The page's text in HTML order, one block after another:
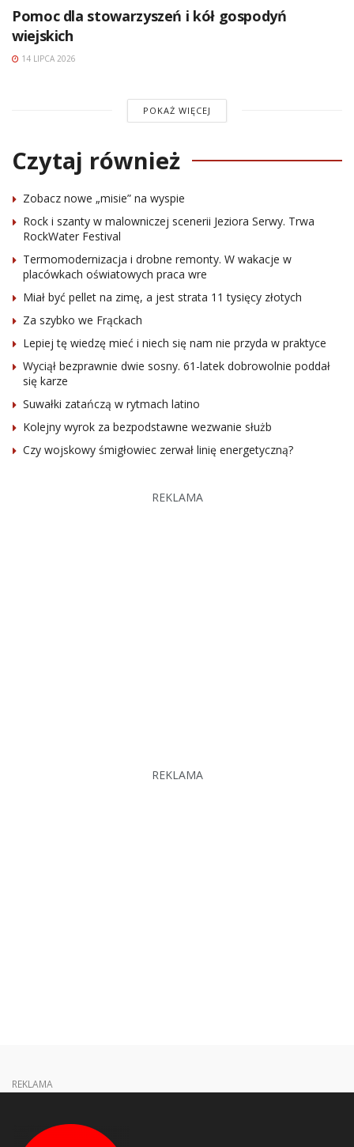
Pomoc dla stowarzyszeń i kół gospodyń
wiejskich
14 LIPCA 2026
POKAŻ WIĘCEJ
Czytaj również
Zobacz nowe „misie” na wyspie
Rock i szanty w malowniczej scenerii Jeziora Serwy. Trwa
RockWater Festival
Termomodernizacja i drobne remonty. W wakacje w
placówkach oświatowych praca wre
Miał być pellet na zimę, a jest strata 11 tysięcy złotych
Za szybko we Frąckach
Lepiej tę wiedzę mieć i niech się nam nie przyda w praktyce
Wyciął bezprawnie dwie sosny. 61-latek dobrowolnie poddał
się karze
Suwałki zatańczą w rytmach latino
Kolejny wyrok za bezpodstawne wezwanie służb
Czy wojskowy śmigłowiec zerwał linię energetyczną?
REKLAMA
REKLAMA
REKLAMA